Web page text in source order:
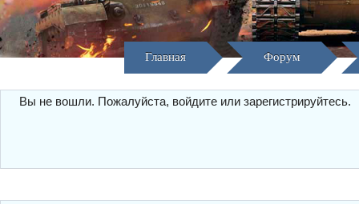
Главная Форум
Вы не вошли. Пожалуйста, войдите или зарегистрируйтесь.